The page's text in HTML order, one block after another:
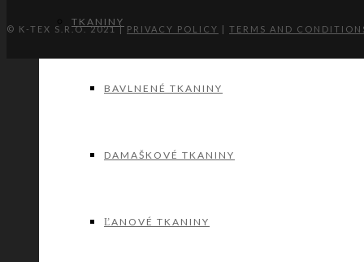
TKANINY
BAVLNENÉ TKANINY
DAMAŠKOVÉ TKANINY
ĽANOVÉ TKANINY
© K-TEX S.R.O. 2021 | PRIVACY POLICY | TERMS AND